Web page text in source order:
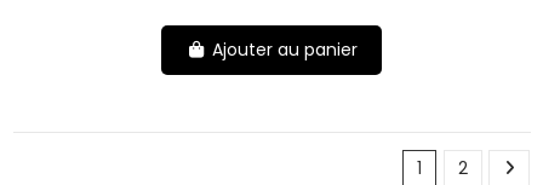
Ajouter au panier
1 2